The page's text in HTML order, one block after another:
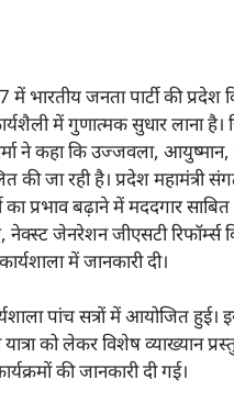
जनता पार्टी की प्रदेश
में गुणात्मक सुधार लाना है।
ने कहा कि उज्जवला,
की जा रही है। प्रदेश
बढ़ाने में मददगार
नेक्स्ट जेनरेशन जीएसटी
में जानकारी दी।
पांच सत्रों में आयोजित हुई।
को लेकर विशेष व्याख्यान
की जानकारी दी गई।